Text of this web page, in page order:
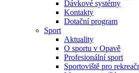
Dávkové systémy
Kontakty
Dotační program
Sport
Aktuality
O sportu v Opavě
Profesionální sport
Sportoviště pro